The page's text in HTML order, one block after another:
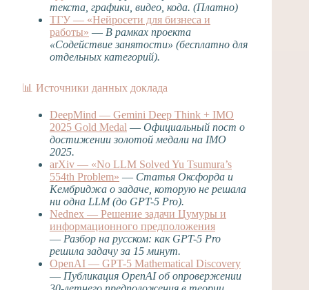
текста, графики, видео, кода. (Платно)
ТГУ — «Нейросети для бизнеса и
работы» — В рамках проекта
«Содействие занятости» (бесплатно для
отдельных категорий).
📊 Источники данных доклада
DeepMind — Gemini Deep Think + IMO
2025 Gold Medal — Официальный пост о
достижении золотой медали на IMO
2025.
arXiv — «No LLM Solved Yu Tsumura’s
554th Problem» — Статья Оксфорда и
Кембриджа о задаче, которую не решала
ни одна LLM (до GPT-5 Pro).
Nednex — Решение задачи Цумуры и
информационного предположения
— Разбор на русском: как GPT-5 Pro
решила задачу за 15 минут.
OpenAI — GPT-5 Mathematical Discovery
— Публикация OpenAI об опровержении